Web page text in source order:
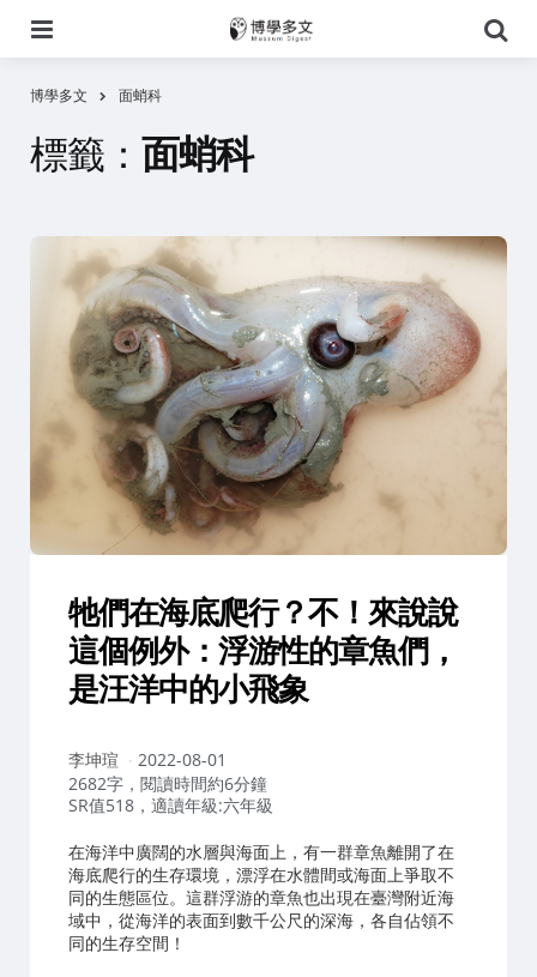
尋
博學多文 面蛸科
標籤： 面蛸科
牠們在海底爬行？不！來說說
這個例外：浮游性的章魚們，
是汪洋中的小飛象
作
者：
李坤瑄
2022-08-01
2682字，閱讀時間約6分鐘
SR值518，適讀年級:六年級
在海洋中廣闊的水層與海面上，有一群章魚離開了在
海底爬行的生存環境，漂浮在水體間或海面上爭取不
同的生態區位。這群浮游的章魚也出現在臺灣附近海
域中，從海洋的表面到數千公尺的深海，各自佔領不
同的生存空間！